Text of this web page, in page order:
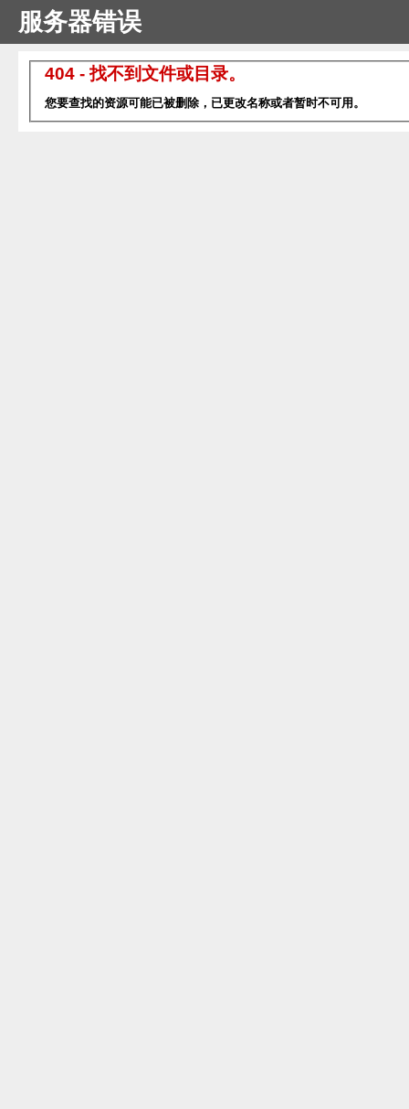
服务器错误
404 - 找不到文件或目录。
您要查找的资源可能已被删除，已更改名称或者暂时不可用。